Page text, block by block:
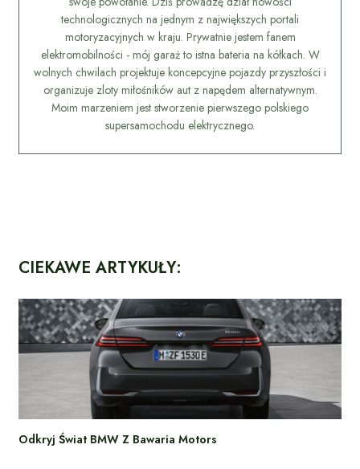
technologicznych na jednym z największych portali
motoryzacyjnych w kraju. Prywatnie jestem fanem
elektromobilności - mój garaż to istna bateria na kółkach. W
wolnych chwilach projektuje koncepcyjne pojazdy przyszłości i
organizuje zloty miłośników aut z napędem alternatywnym.
Moim marzeniem jest stworzenie pierwszego polskiego
supersamochodu elektrycznego.
CIEKAWE ARTYKUŁY:
Odkryj Świat BMW Z Bawaria Motors